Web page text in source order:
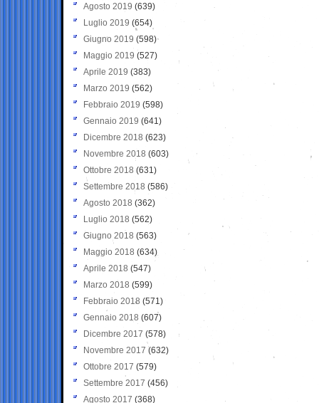
Agosto 2019 (639)
Luglio 2019 (654)
Giugno 2019 (598)
Maggio 2019 (527)
Aprile 2019 (383)
Marzo 2019 (562)
Febbraio 2019 (598)
Gennaio 2019 (641)
Dicembre 2018 (623)
Novembre 2018 (603)
Ottobre 2018 (631)
Settembre 2018 (586)
Agosto 2018 (362)
Luglio 2018 (562)
Giugno 2018 (563)
Maggio 2018 (634)
Aprile 2018 (547)
Marzo 2018 (599)
Febbraio 2018 (571)
Gennaio 2018 (607)
Dicembre 2017 (578)
Novembre 2017 (632)
Ottobre 2017 (579)
Settembre 2017 (456)
Agosto 2017 (368)